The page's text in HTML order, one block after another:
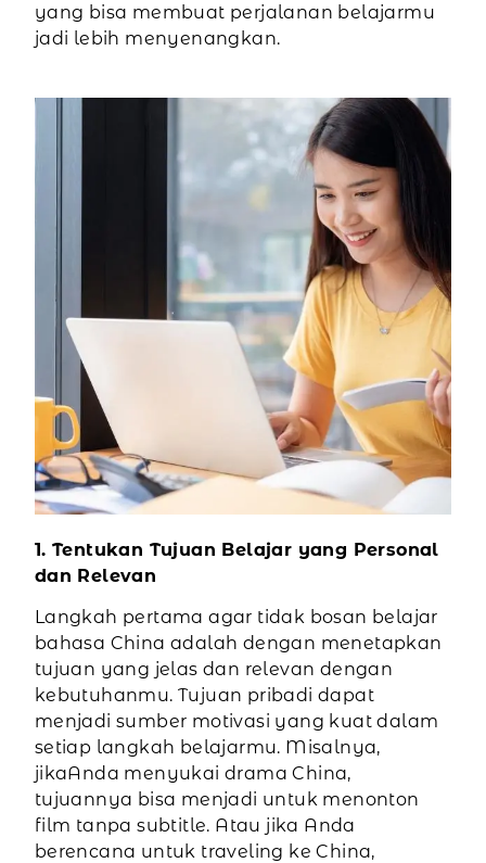
yang bisa membuat perjalanan belajarmu
jadi lebih menyenangkan.
1. Tentukan Tujuan Belajar yang Personal
dan Relevan
Langkah pertama agar tidak bosan belajar
bahasa China adalah dengan menetapkan
tujuan yang jelas dan relevan dengan
kebutuhanmu. Tujuan pribadi dapat
menjadi sumber motivasi yang kuat dalam
setiap langkah belajarmu. Misalnya,
jikaAnda menyukai drama China,
tujuannya bisa menjadi untuk menonton
film tanpa subtitle. Atau jika Anda
berencana untuk traveling ke China,